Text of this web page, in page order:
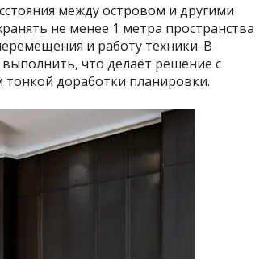
между островом и другими
не менее 1 метра пространства
и работу техники. В
что делает решение с
доработки планировки.